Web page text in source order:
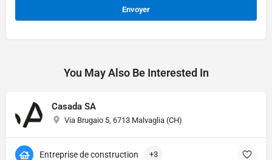
You May Also Be Interested In
Casada SA
Via Brugaio 5, 6713 Malvaglia (CH)
Entreprise de construction +3